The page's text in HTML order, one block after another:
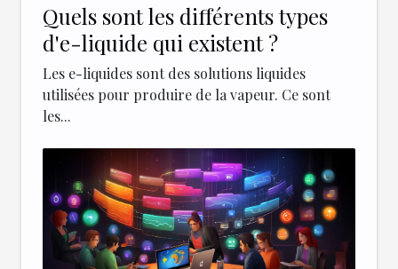
Quels sont les différents types
d'e-liquide qui existent ?
Les e-liquides sont des solutions liquides
utilisées pour produire de la vapeur. Ce sont
les...